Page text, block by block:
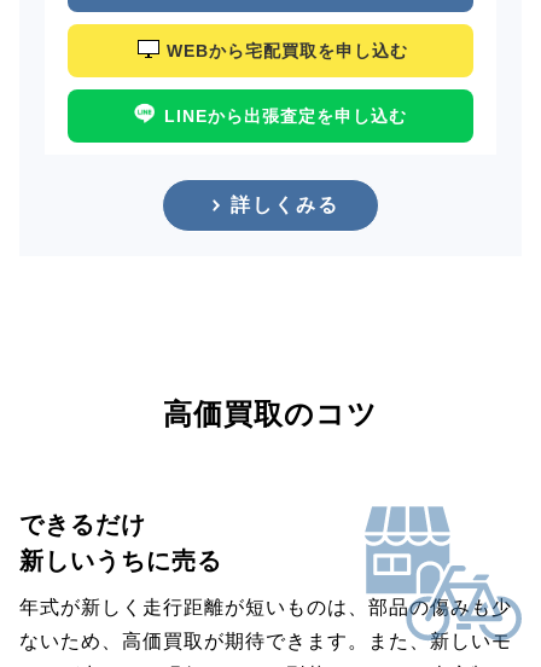
WEBから宅配買取を申し込む
LINEから出張査定を申し込む
詳しくみる
高価買取のコツ
できるだけ
新しいうちに売る
年式が新しく走行距離が短いものは、部品の傷みも少
ないため、高価買取が期待できます。また、新しいモ